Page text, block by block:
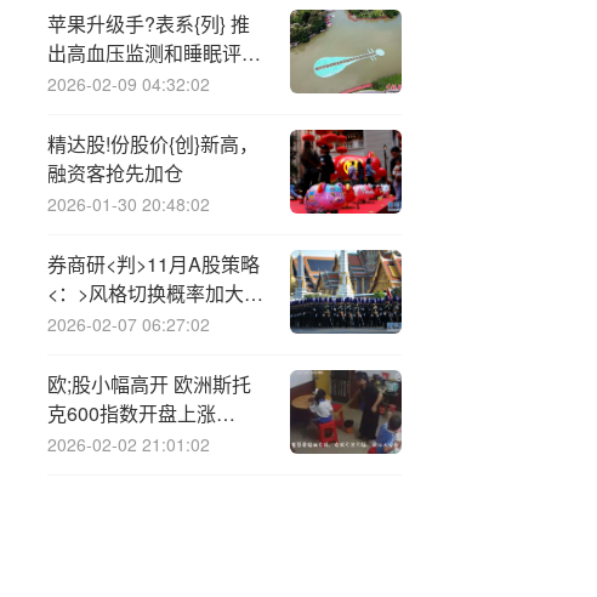
苹果升级手?表系{列} 推
出高血压监测和睡眠评分
功能
2026-02-09 04:32:02
精达股!份股价{创}新高，
融资客抢先加仓
2026-01-30 20:48:02
券商研<判>11月A股策略
<：>风格切换概率加大
均衡配置为上策
2026-02-07 06:27:02
欧;股小幅高开 欧洲斯托
克600指数开盘上涨
0.15%
2026-02-02 21:01:02